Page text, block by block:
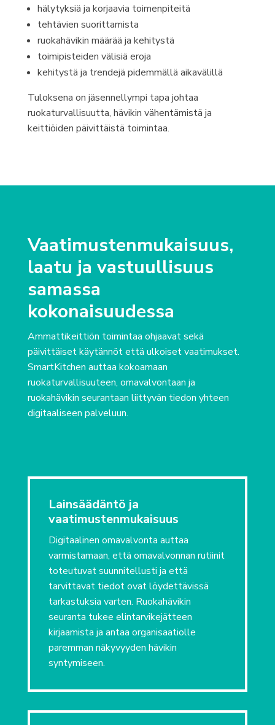
hälytyksiä ja korjaavia toimenpiteitä
tehtävien suorittamista
ruokahävikin määrää ja kehitystä
toimipisteiden välisiä eroja
kehitystä ja trendejä pidemmällä aikavälillä
Tuloksena on jäsennellympi tapa johtaa
ruokaturvallisuutta, hävikin vähentämistä ja
keittiöiden päivittäistä toimintaa.
Vaatimustenmukaisuus,
laatu ja vastuullisuus
samassa
kokonaisuudessa
Ammattikeittiön toimintaa ohjaavat sekä
päivittäiset käytännöt että ulkoiset vaatimukset.
SmartKitchen auttaa kokoamaan
ruokaturvallisuuteen, omavalvontaan ja
ruokahävikin seurantaan liittyvän tiedon yhteen
digitaaliseen palveluun.
Lainsäädäntö ja
vaatimustenmukaisuus
Digitaalinen omavalvonta auttaa
varmistamaan, että omavalvonnan rutiinit
toteutuvat suunnitellusti ja että
tarvittavat tiedot ovat löydettävissä
tarkastuksia varten. Ruokahävikin
seuranta tukee elintarvikejätteen
kirjaamista ja antaa organisaatiolle
paremman näkyvyyden hävikin
syntymiseen.